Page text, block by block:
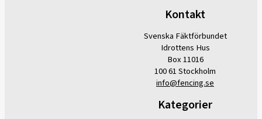
Kontakt
Svenska Fäktförbundet
Idrottens Hus
Box 11016
100 61 Stockholm
info@fencing.se
Kategorier